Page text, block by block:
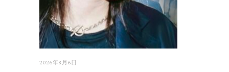
2026年8月6日